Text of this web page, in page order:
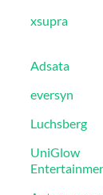
xsupra
Adsata
eversyn
Luchsberg
UniGlow